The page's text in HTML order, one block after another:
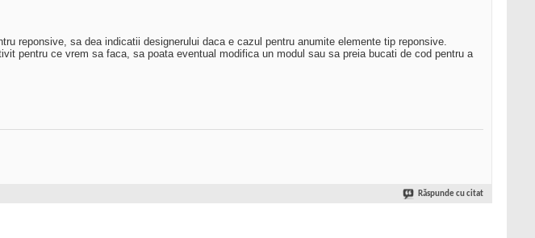
reponsive, sa dea indicatii designerului daca e cazul pentru anumite elemente tip reponsive.
pentru ce vrem sa faca, sa poata eventual modifica un modul sau sa preia bucati de cod pentru a
Răspunde cu citat